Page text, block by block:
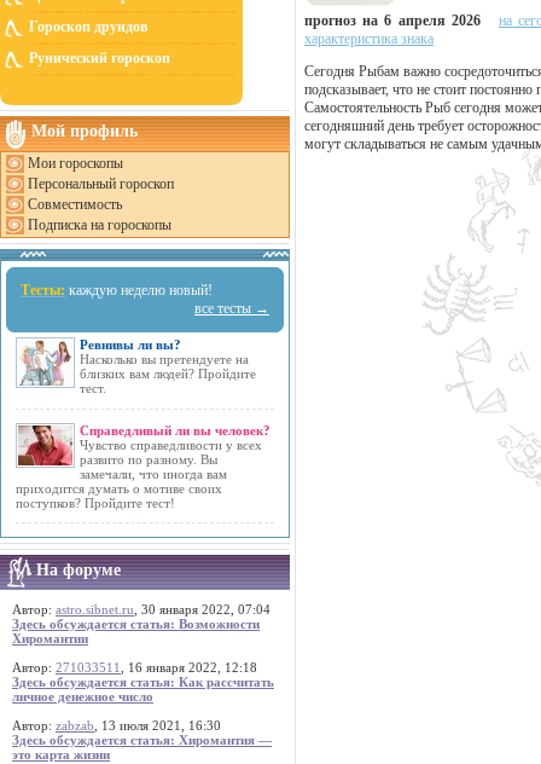
Гороскоп друидов
Рунический гороскоп
Мой профиль
Мои гороскопы
Персональный гороскоп
Совместимость
Подписка на гороскопы
Тесты: каждую неделю новый!
все тесты →
Ревнивы ли вы?
Насколько вы претендуете на
близких вам людей? Пройдите
тест.
Справедливый ли вы человек?
Чувство справедливости у всех
развито по разному. Вы
замечали, что иногда вам
приходится думать о мотиве своих
поступков? Пройдите тест!
На форуме
Автор: astro.sibnet.ru , 30 января 2022, 07:04
Здесь обсуждается статья: Возможности
Хиромантии
Автор: 271033511
, 16 января 2022, 12:18
Здесь обсуждается статья: Как рассчитать
личное денежное число
Автор: zabzab , 13 июля 2021, 16:30
Здесь обсуждается статья: Хиромантия —
это карта жизни
прогноз на 6 апреля 2026
на
характеристика знака
Сегодня Рыбам важно
подсказывает, что не стоит
Самостоятельность Рыб сегодня
сегодняшний день требует
могут складываться не самым